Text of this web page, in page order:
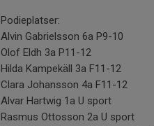
Podieplatser:
Alvin Gabrielsson 6a P9-10
Olof Eldh 3a P11-12
Hilda Kampekäll 3a F11-12
Clara Johansson 4a F11-12
Alvar Hartwig 1a U sport
Rasmus Ottosson 2a U sport